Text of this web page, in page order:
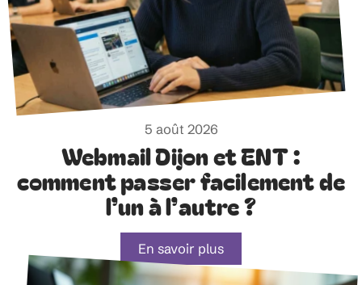
5 août 2026
Webmail Dijon et ENT :
comment passer facilement de
l’un à l’autre ?
En savoir plus